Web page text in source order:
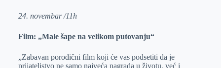
24. novembar /11h
Film: „Male šape na velikom putovanju“
„Zabavan porodični film koji će vas podsetiti da je
prijateljstvo ne samo najveća nagrada u životu, već i